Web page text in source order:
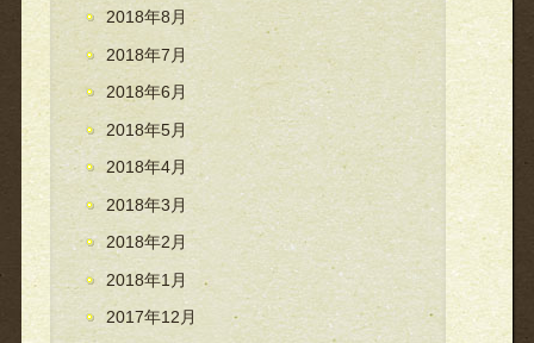
2018年8月
2018年7月
2018年6月
2018年5月
2018年4月
2018年3月
2018年2月
2018年1月
2017年12月